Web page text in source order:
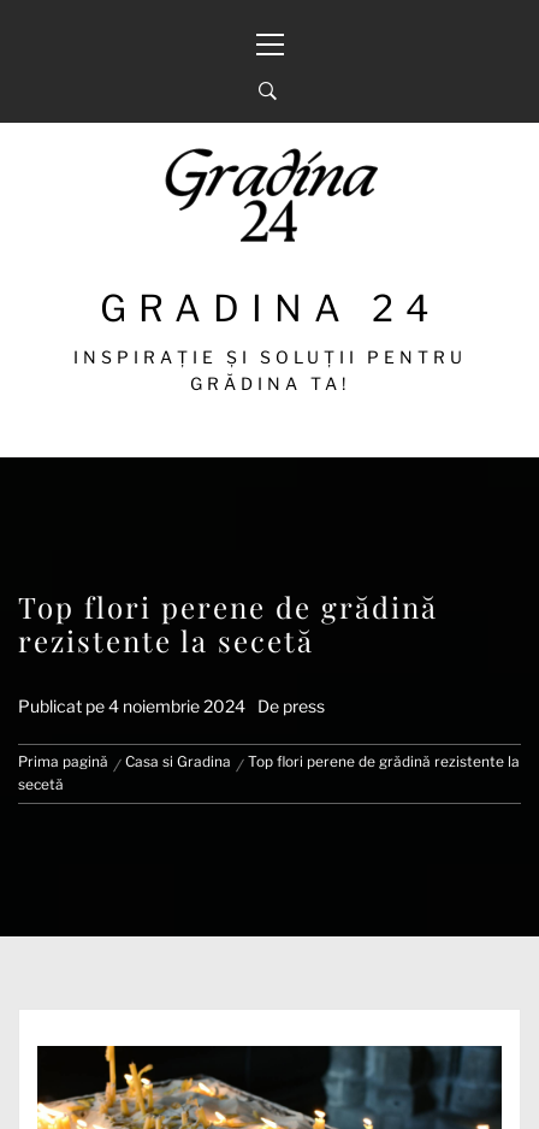
principal
GRADINA 24
INSPIRAȚIE ȘI SOLUȚII PENTRU
GRĂDINA TA!
Top flori perene de grădină
rezistente la secetă
Publicat pe4 noiembrie 2024 De press
Prima pagină Casa si Gradina
Top flori perene de grădină rezistente la
secetă